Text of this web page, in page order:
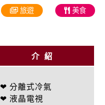
旅遊 美食
介紹
❤ 分離式冷氣
❤ 液晶電視